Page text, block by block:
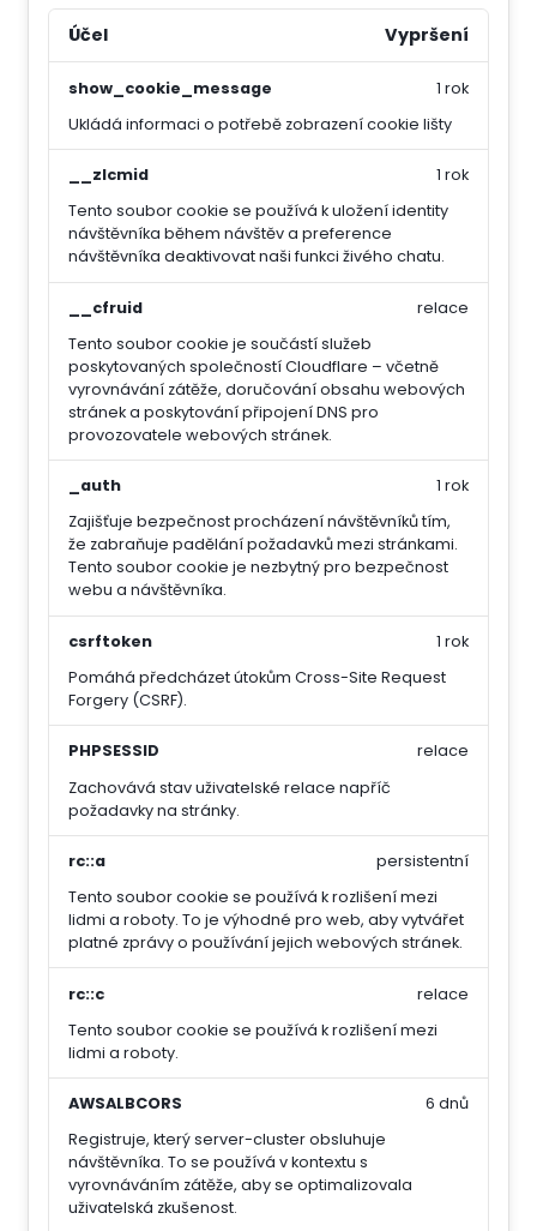
Účel Vypršení
show_cookie_message
Ukládá informaci o potřebě zobrazení cookie lišty
1 rok
__zlcmid
Tento soubor cookie se používá k uložení identity
návštěvníka během návštěv a preference
návštěvníka deaktivovat naši funkci živého chatu.
1 rok
__cfruid
Tento soubor cookie je součástí služeb
poskytovaných společností Cloudflare – včetně
vyrovnávání zátěže, doručování obsahu webových
stránek a poskytování připojení DNS pro
provozovatele webových stránek.
relace
_auth
Zajišťuje bezpečnost procházení návštěvníků tím,
že zabraňuje padělání požadavků mezi stránkami.
Tento soubor cookie je nezbytný pro bezpečnost
webu a návštěvníka.
1 rok
csrftoken
Pomáhá předcházet útokům Cross-Site Request
Forgery (CSRF).
1 rok
PHPSESSID
Zachovává stav uživatelské relace napříč
požadavky na stránky.
relace
rc::a
Tento soubor cookie se používá k rozlišení mezi
lidmi a roboty. To je výhodné pro web, aby vytvářet
platné zprávy o používání jejich webových stránek.
persistentní
rc::c
Tento soubor cookie se používá k rozlišení mezi
lidmi a roboty.
relace
AWSALBCORS
Registruje, který server-cluster obsluhuje
návštěvníka. To se používá v kontextu s
vyrovnáváním zátěže, aby se optimalizovala
uživatelská zkušenost.
6 dnů